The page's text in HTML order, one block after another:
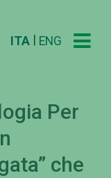
ITA ENG
Per
che